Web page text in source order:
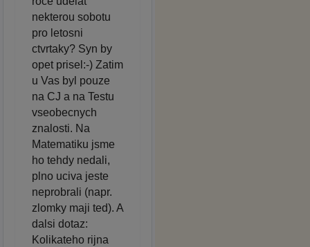
nekterou sobotu
pro letosni
ctvrtaky? Syn by
opet prisel:-) Zatim
u Vas byl pouze
na CJ a na Testu
vseobecnych
znalosti. Na
Matematiku jsme
ho tehdy nedali,
plno uciva jeste
neprobrali (napr.
zlomky maji ted). A
dalsi dotaz:
Kolikateho rijna